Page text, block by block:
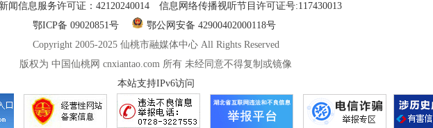
闻信息服务许可证：42120240014
信息网络传播视听节目许可证号:117430013
鄂ICP备 09020851号
鄂公网安备 42900402000118号
Copyright 2005-2025 仙桃市融媒体中心 All Rights Reserved
版权为 中国仙桃网 cnxiantao.com 所有 未经同意不得复制或镜像
本站支持IPv6访问